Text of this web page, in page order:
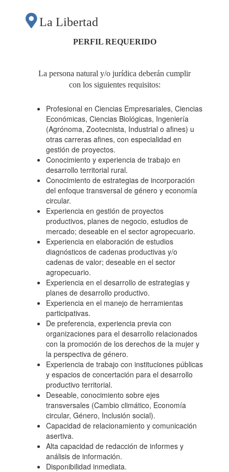
PRODUCTIVAS DE
JULCÁN,
IDENTIFICACIÓN DE
PUNTOS CRÍTICOS Y
DISEÑO DE
ESTRATEGIA Y
PLAN DE ACCIÓN
PARA LAS CADENAS
DE GRANOS
ANDINOS DE LA
PROVINCIA DE
JULCÁN"
La Libertad
PERFIL REQUERIDO
La persona natural y/o jurídica deberán cumplir
con los siguientes requisitos:
Profesional en Ciencias Empresariales, Ciencias
Económicas, Ciencias Biológicas, Ingeniería
(Agrónoma, Zootecnista, Industrial o afines) u
otras carreras afines, con especialidad en
gestión de proyectos.
Conocimiento y experiencia de trabajo en
desarrollo territorial rural.
Conocimiento de estrategias de incorporación
del enfoque transversal de género y economía
circular.
Experiencia en gestión de proyectos
productivos, planes de negocio, estudios de
mercado; deseable en el sector agropecuario.
Experiencia en elaboración de estudios
diagnósticos de cadenas productivas y/o
cadenas de valor; deseable en el sector
agropecuario.
Experiencia en el desarrollo de estrategias y
planes de desarrollo productivo.
Experiencia en el manejo de herramientas
participativas.
De preferencia, experiencia previa con
organizaciones para el desarrollo relacionados
con la promoción de los derechos de la mujer y
la perspectiva de género.
Experiencia de trabajo con instituciones públicas
y espacios de concertación para el desarrollo
productivo territorial.
Deseable, conocimiento sobre ejes
transversales (Cambio climático, Economía
circular, Género, Inclusión social).
Capacidad de relacionamiento y comunicación
asertiva.
Alta capacidad de redacción de informes y
análisis de información.
Disponibilidad inmediata.